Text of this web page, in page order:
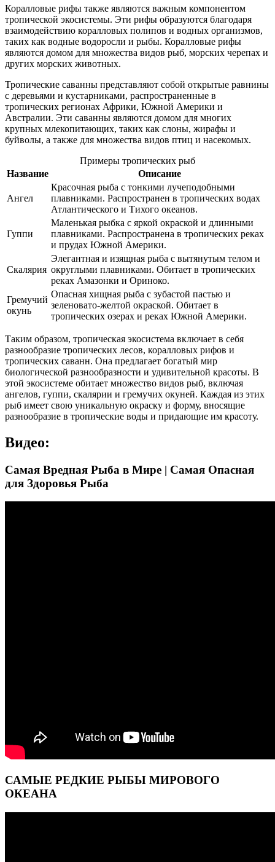
Коралловые рифы также являются важным компонентом
тропической экосистемы. Эти рифы образуются благодаря
взаимодействию коралловых полипов и водных организмов,
таких как водные водоросли и рыбы. Коралловые рифы
являются домом для множества видов рыб, морских черепах и
других морских животных.
Тропические саванны представляют собой открытые равнины
с деревьями и кустарниками, распространенные в
тропических регионах Африки, Южной Америки и
Австралии. Эти саванны являются домом для многих
крупных млекопитающих, таких как слоны, жирафы и
буйволы, а также для множества видов птиц и насекомых.
Примеры тропических рыб
Название
Описание
Ангел
Красочная рыба с тонкими лучеподобными
плавниками. Распространен в тропических водах
Атлантического и Тихого океанов.
Гуппи
Маленькая рыбка с яркой окраской и длинными
плавниками. Распространена в тропических реках
и прудах Южной Америки.
Скалярия
Элегантная и изящная рыба с вытянутым телом и
округлыми плавниками. Обитает в тропических
реках Амазонки и Ориноко.
Гремучий
окунь
Опасная хищная рыба с зубастой пастью и
зеленовато-желтой окраской. Обитает в
тропических озерах и реках Южной Америки.
Таким образом, тропическая экосистема включает в себя
разнообразие тропических лесов, коралловых рифов и
тропических саванн. Она предлагает богатый мир
биологической разнообразности и удивительной красоты. В
этой экосистеме обитает множество видов рыб, включая
ангелов, гуппи, скалярии и гремучих окуней. Каждая из этих
рыб имеет свою уникальную окраску и форму, вносящие
разнообразие в тропические воды и придающие им красоту.
Видео:
Самая Вредная Рыба в Мире | Самая Опасная
для Здоровья Рыба
САМЫЕ РЕДКИЕ РЫБЫ МИРОВОГО
ОКЕАНА